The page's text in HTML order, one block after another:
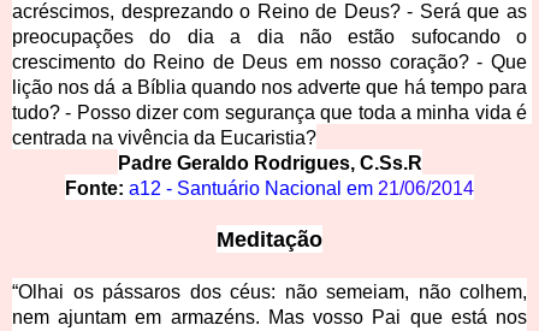
acréscimos, desprezando o Reino de Deus? - Será que as
preocupações do dia a dia não estão sufocando o
crescimento do Reino de Deus em nosso coração? - Que
lição nos dá a Bíblia quando nos adverte que há tempo para
tudo? - Posso dizer com segurança que toda a minha vida é
centrada na vivência da Eucaristia?
Padre Geraldo Rodrigues, C.Ss.R
Fonte: a12 - Santuário Nacional em 21/06/2014
Meditação
“Olhai os pássaros dos céus: não semeiam, não colhem,
nem ajuntam em armazéns. Mas vosso Pai que está nos